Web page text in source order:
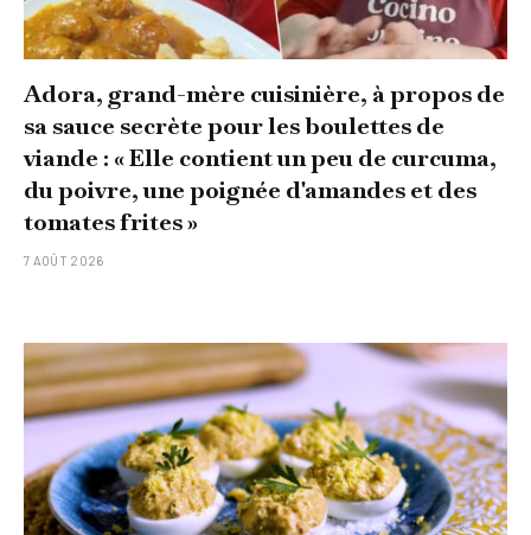
Adora, grand-mère cuisinière, à propos de
sa sauce secrète pour les boulettes de
viande : « Elle contient un peu de curcuma,
du poivre, une poignée d'amandes et des
tomates frites »
7 AOÛT 2026